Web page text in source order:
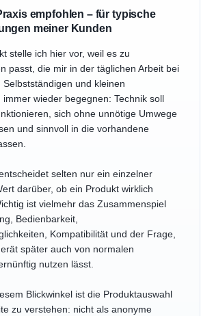
empfohlen – für typische
meiner Kunden
stelle ich hier vor, weil es zu
passt, die mir in der täglichen Arbeit bei
Selbstständigen und kleinen
wieder begegnen: Technik soll
sich ohne unnötige Umwege
und sinnvoll in die vorhandene
selten nur ein einzelner
darüber, ob ein Produkt wirklich
ist vielmehr das Zusammenspiel
Bedienbarkeit,
Kompatibilität und der Frage,
später auch von normalen
nutzen lässt.
Blickwinkel ist die Produktauswahl
zu verstehen: nicht als anonyme